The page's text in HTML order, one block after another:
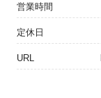
営業時間
定休日
URL